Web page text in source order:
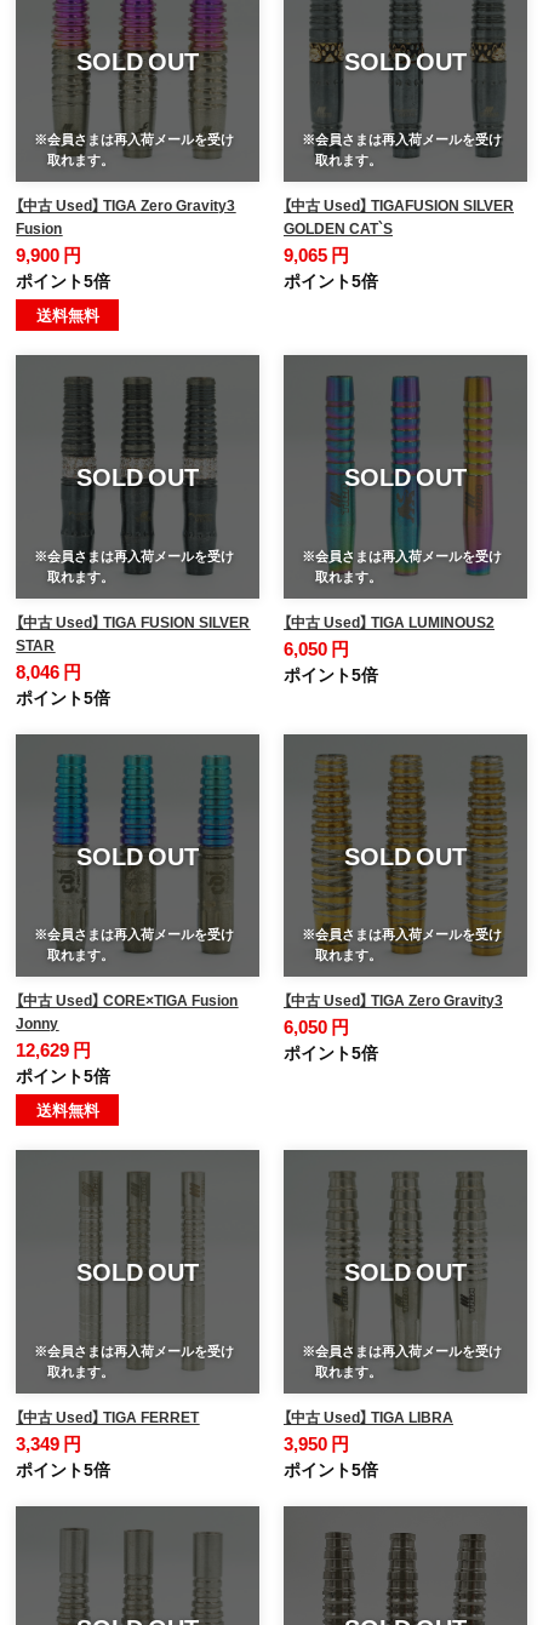
SOLD OUT
※会員さまは再入荷メールを受け
取れます。
【中古 Used】 TIGA Zero Gravity3
Fusion
9,900 円
ポイント5倍
送料無料
SOLD OUT
※会員さまは再入荷メールを受け
取れます。
【中古 Used】 TIGAFUSION SILVER
GOLDEN CAT`S
9,065 円
ポイント5倍
SOLD OUT
※会員さまは再入荷メールを受け
取れます。
【中古 Used】 TIGA FUSION SILVER
STAR
8,046 円
ポイント5倍
SOLD OUT
※会員さまは再入荷メールを受け
取れます。
【中古 Used】 TIGA LUMINOUS2
6,050 円
ポイント5倍
SOLD OUT
※会員さまは再入荷メールを受け
取れます。
【中古 Used】 CORE×TIGA Fusion
Jonny
12,629 円
ポイント5倍
送料無料
SOLD OUT
※会員さまは再入荷メールを受け
取れます。
【中古 Used】 TIGA Zero Gravity3
6,050 円
ポイント5倍
SOLD OUT
※会員さまは再入荷メールを受け
取れます。
【中古 Used】 TIGA FERRET
3,349 円
ポイント5倍
SOLD OUT
※会員さまは再入荷メールを受け
取れます。
【中古 Used】 TIGA LIBRA
3,950 円
ポイント5倍